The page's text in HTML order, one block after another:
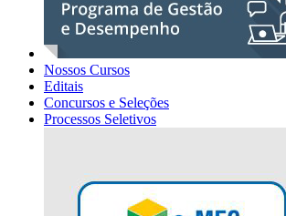
Nossos Cursos
Editais
Concursos e Seleções
Processos Seletivos